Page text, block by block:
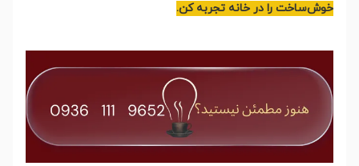
خوش‌ساخت را در خانه تجربه کن.